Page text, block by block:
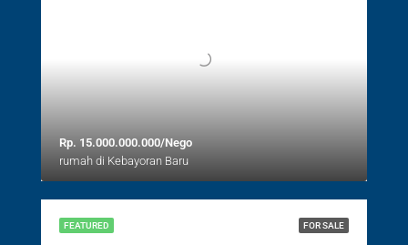
Rp. 15.000.000.000/Nego
rumah di Kebayoran Baru
FOR SALE
FEATURED